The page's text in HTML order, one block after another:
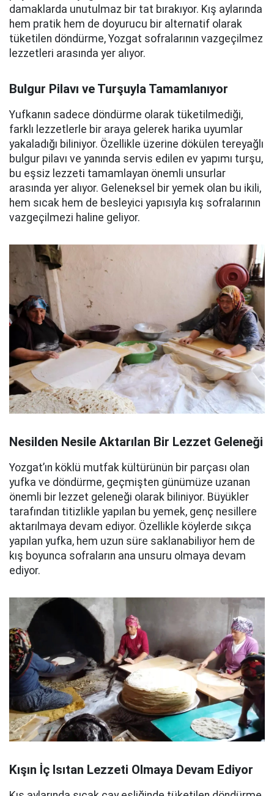
damaklarda unutulmaz bir tat bırakıyor. Kış aylarında
hem pratik hem de doyurucu bir alternatif olarak
tüketilen döndürme, Yozgat sofralarının vazgeçilmez
lezzetleri arasında yer alıyor.
Bulgur Pilavı ve Turşuyla Tamamlanıyor
Yufkanın sadece döndürme olarak tüketilmediği,
farklı lezzetlerle bir araya gelerek harika uyumlar
yakaladığı biliniyor. Özellikle üzerine dökülen tereyağlı
bulgur pilavı ve yanında servis edilen ev yapımı turşu,
bu eşsiz lezzeti tamamlayan önemli unsurlar
arasında yer alıyor. Geleneksel bir yemek olan bu ikili,
hem sıcak hem de besleyici yapısıyla kış sofralarının
vazgeçilmezi haline geliyor.
Nesilden Nesile Aktarılan Bir Lezzet Geleneği
Yozgat’ın köklü mutfak kültürünün bir parçası olan
yufka ve döndürme, geçmişten günümüze uzanan
önemli bir lezzet geleneği olarak biliniyor. Büyükler
tarafından titizlikle yapılan bu yemek, genç nesillere
aktarılmaya devam ediyor. Özellikle köylerde sıkça
yapılan yufka, hem uzun süre saklanabiliyor hem de
kış boyunca sofraların ana unsuru olmaya devam
ediyor.
Kışın İç Isıtan Lezzeti Olmaya Devam Ediyor